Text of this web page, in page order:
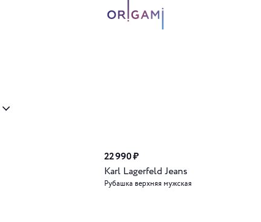
22 990 ₽
Karl Lagerfeld Jeans
Рубашка верхняя мужская